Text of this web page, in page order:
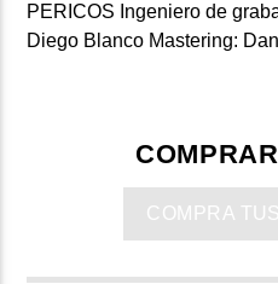
PERICOS Ingeniero de
Diego Blanco Mastering:
COMPRA